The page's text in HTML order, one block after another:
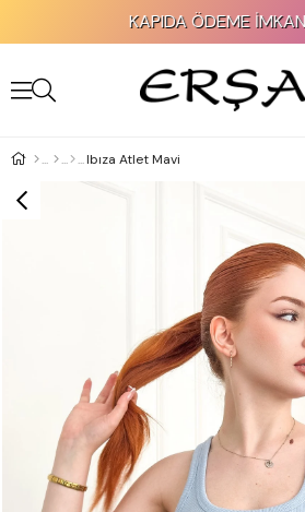
KAPIDA ÖDEME İMKANI!
Ibıza Atlet Mavi